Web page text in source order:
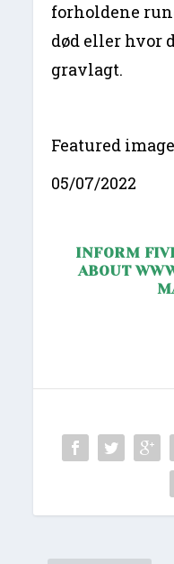
forholdene
død eller hvor
gravlagt.
Featured
05/07/2022
INFORM
ABOUT